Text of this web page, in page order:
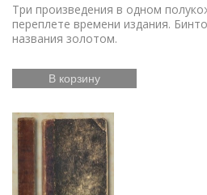
Три произведения в одном
переплете времени издания.
названия золотом.
В корзину